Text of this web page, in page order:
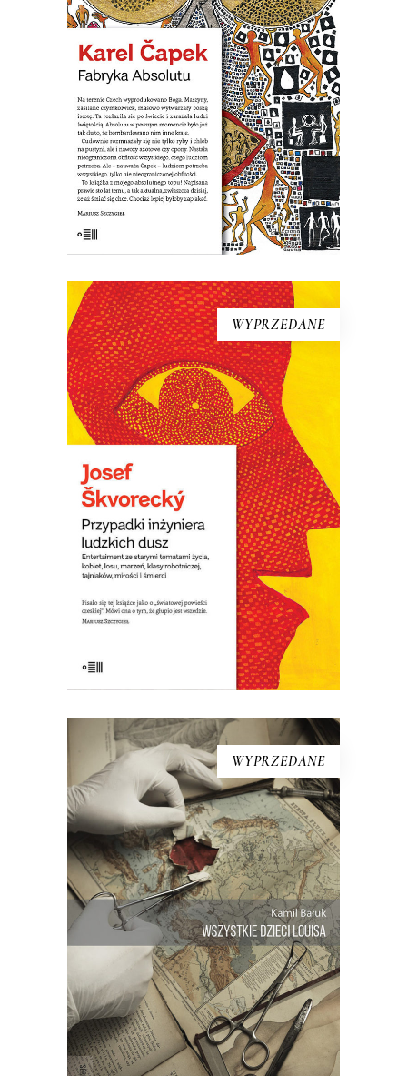
pewnym momencie było go już tak
dużo, że postanowiono bombardować
nim Anglię. Nastała na świecie
nieograniczona obfitość wszystkiego,
czego ludziom potrzeba. Ale ludziom
potrzeba wszystkiego, tylko nie […]
39.00zł 19.50zł
E-BOOK DO KOSZYKA
WYPRZEDANE
[EBOOK] Josef Škvorecký –
PRZYPADKI INŻYNIERA
LUDZKICH DUSZ
Książka – laureatka Nagrody Literackiej
Europy Środkowej Angelus. Uważana za
jedną z najlepszych czeskich powieści.
W Czechach określono ją „powieścią o
światowych ambicjach”. Wydana w
wydawnictwie emigracyjnym w 1977
roku, w Czechach wyszła dopiero po
upadku komunizmu w roku 1992. […]
WYPRZEDANE
[EBOOK] Kamil Bałuk –
WSZYSTKIE DZIECI LOUISA
Ta historia zelektryzowała Holandię, ale
to młody polski reporter napisał o niej
najpełniej. Podczas swojego
drobiazgowego reporterskiego
śledztwa Kamil Bałuk szukał
odpowiedzi na pytanie, jak doszło do
tego, że jeden człowiek został ojcem
ponad dwusetki dzieci – i kim są […]